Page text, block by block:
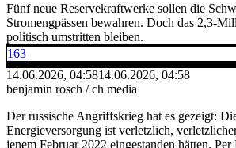
Fünf neue Reservekraftwerke sollen die
Stromengpässen bewahren. Doch das 2,3-
politisch umstritten bleiben.
163
14.06.2026, 04:5814.06.2026, 04:58
benjamin rosch / ch media
Der russische Angriffskrieg hat es gezeigt:
Energieversorgung ist verletzlich,
jenem Februar 2022 eingestanden hätten.